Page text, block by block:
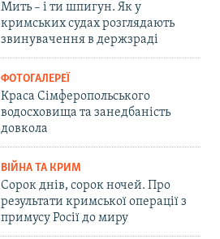
Мить – і ти шпигун. Як у
кримських судах розглядають
звинувачення в держзраді
ФОТОГАЛЕРЕЇ
Краса Сімферопольського
водосховища та занедбаність
довкола
ВІЙНА ТА КРИМ
Сорок днів, сорок ночей. Про
результати кримської операції з
примусу Росії до миру